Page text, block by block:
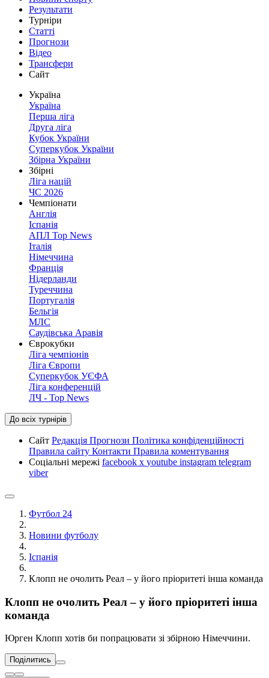
Результати
Турніри
Статті
Прогнози
Відео
Трансфери
Сайт
Україна
Україна
Перша ліга
Друга ліга
Кубок України
Суперкубок України
Збірна України
Збірні
Ліга націй
ЧС 2026
Чемпіонати
Англія
Іспанія
АПЛ Top News
Італія
Німеччина
Франція
Нідерланди
Туреччина
Португалія
Бельгія
МЛС
Саудівська Аравія
Єврокубки
Ліга чемпіонів
Ліга Європи
Суперкубок УЄФА
Ліга конференцій
ЛЧ - Top News
До всіх турнірів
Сайт Редакція Прогнози Політика конфіденційності
Правила сайту Контакти Правила коментування
Соціальні мережі facebook x youtube instagram telegram
viber
Футбол 24
Новини футболу
Іспанія
Клопп не очолить Реал – у його пріоритеті інша команда
Клопп не очолить Реал – у його пріоритеті інша
команда
Юрген Клопп хотів би попрацювати зі збірною Німеччини.
Поділитись